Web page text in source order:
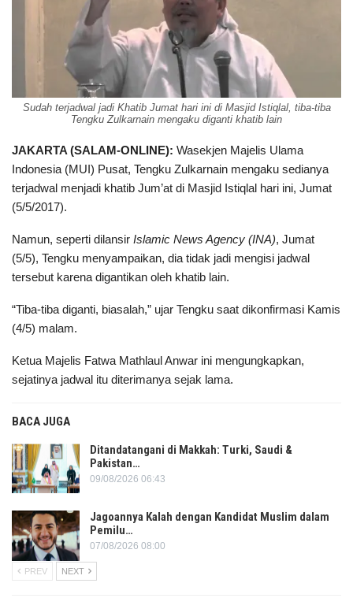
Sudah terjadwal jadi Khatib Jumat hari ini di Masjid Istiqlal, tiba-tiba
Tengku Zulkarnain mengaku diganti khatib lain
JAKARTA (SALAM-ONLINE): Wasekjen Majelis Ulama
Indonesia (MUI) Pusat, Tengku Zulkarnain mengaku sedianya
terjadwal menjadi khatib Jum’at di Masjid Istiqlal hari ini, Jumat
(5/5/2017).
Namun, seperti dilansir Islamic News Agency (INA), Jumat
(5/5), Tengku menyampaikan, dia tidak jadi mengisi jadwal
tersebut karena digantikan oleh khatib lain.
“Tiba-tiba diganti, biasalah,” ujar Tengku saat dikonfirmasi Kamis
(4/5) malam.
Ketua Majelis Fatwa Mathlaul Anwar ini mengungkapkan,
sejatinya jadwal itu diterimanya sejak lama.
BACA JUGA
Ditandatangani di Makkah: Turki, Saudi &
Pakistan…
09/08/2026 06:43
Jagoannya Kalah dengan Kandidat Muslim dalam
Pemilu…
07/08/2026 08:00
PREV NEXT